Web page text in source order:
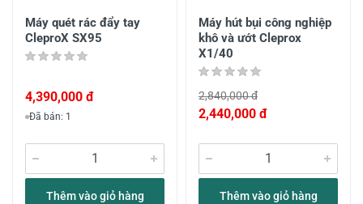
Máy quét rác đẩy tay
CleproX SX95
4,390,000 đ
Đã bán: 1
Thêm vào giỏ hàng
Máy hút bụi công nghiệp
khô và ướt Cleprox
X1/40
2,840,000 đ
2,440,000 đ
Thêm vào giỏ hàng